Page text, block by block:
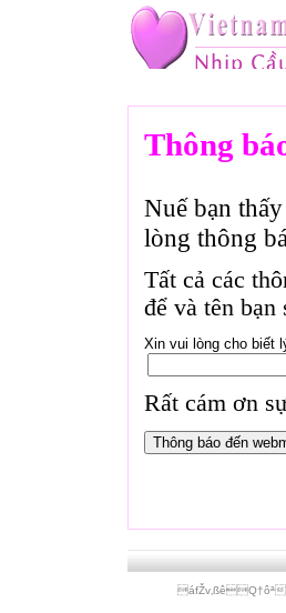
Thông
Nuế bạn
lòng thông
Tất cả các
để và tên
Xin vui lòng cho biết
Rất cám ơn
áfŽv‚ßêQ†ôª